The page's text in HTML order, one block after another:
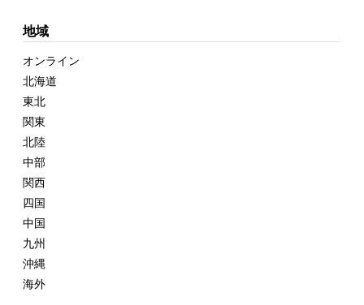
地域
オンライン
北海道
東北
関東
北陸
中部
関西
四国
中国
九州
沖縄
海外